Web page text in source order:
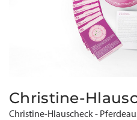
Christine-
Christine-Hlauscheck -